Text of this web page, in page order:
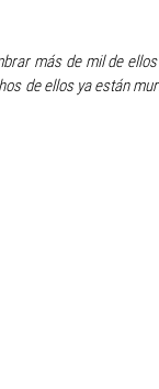
más de mil de
de ellos ya están